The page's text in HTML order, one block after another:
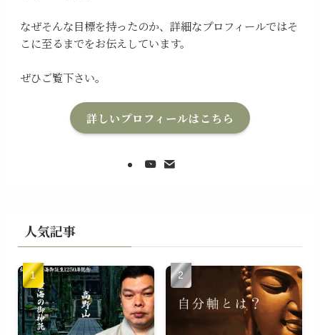
なぜそんな目標を持ったのか、詳細なプロフィールではそ
こに至るまでをお伝えしています。
ぜひご覧下さい。
詳しいプロフィールはこちら
人気記事